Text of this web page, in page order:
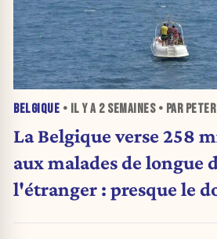
BELGIQUE • IL Y A 2 SEMAINES• PAR
La Belgique verse 258
aux malades de longue
l'étranger : presque le